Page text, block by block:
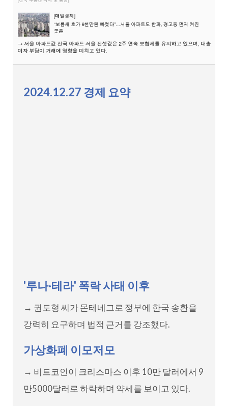
2024.12.27 경제 요약
'루나·테라' 폭락 사태 이후
→ 권도형 씨가 몬테네그로 정부에 한국 송환을
강력히 요구하며 법적 근거를 강조했다.
가상화폐 이모저모
→ 비트코인이 크리스마스 이후 10만 달러에서 9
만5000달러로 하락하며 약세를 보이고 있다.